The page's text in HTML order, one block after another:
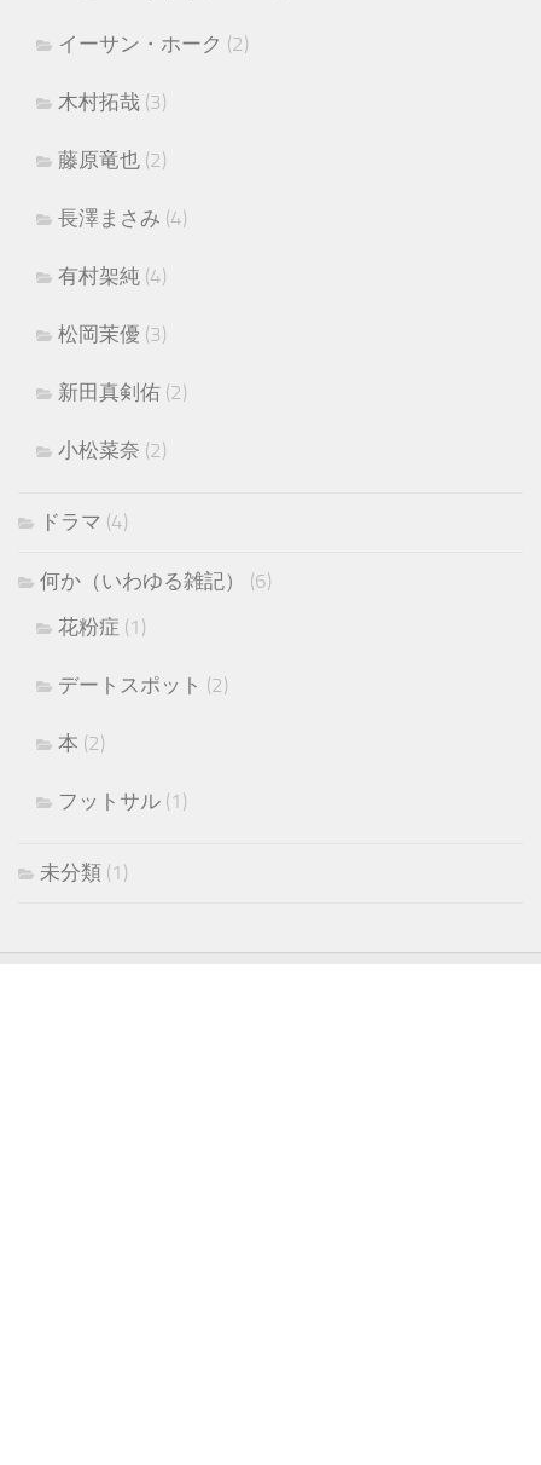
イーサン・ホーク (2)
木村拓哉 (3)
藤原竜也 (2)
長澤まさみ (4)
有村架純 (4)
松岡茉優 (3)
新田真剣佑 (2)
小松菜奈 (2)
ドラマ (4)
何か（いわゆる雑記）
(6)
花粉症 (1)
デートスポット (2)
本 (2)
フットサル (1)
未分類 (1)